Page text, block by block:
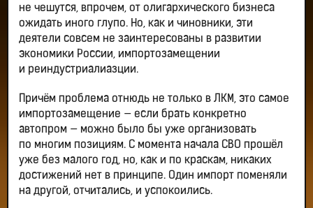
не чешутся, впрочем, от олигархического бизнеса
ожидать иного глупо. Но, как и чиновники, эти
деятели совсем не заинтересованы в развитии
экономики России, импортозамещении
и реиндустриалиазции.
Причём проблема отнюдь не только в ЛКМ, это самое
импортозамещение — если брать конкретно
автопром — можно было бы уже организовать
по многим позициям. С момента начала СВО прошёл
уже без малого год, но, как и по краскам, никаких
достижений нет в принципе. Один импорт поменяли
на другой, отчитались, и успокоились.